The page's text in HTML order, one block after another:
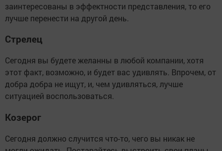
заинтересованы в эффектности представления, то его
лучше перенести на другой день.
Стрелец
Сегодня вы будете желанны в любой компании, хотя
этот факт, возможно, и будет вас удивлять. Впрочем, от
добра добра не ищут, и, чем удивляться, лучше
ситуацией воспользоваться.
Козерог
Сегодня должно случится что-то, чего вы никак не